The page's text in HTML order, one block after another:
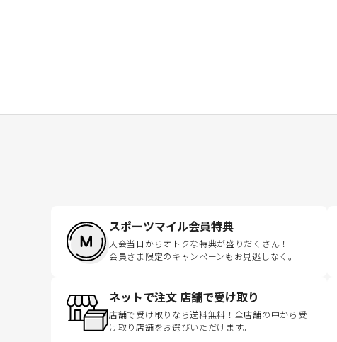
スポーツマイル会員特典
入会当日からオトクな特典が盛りだくさん！
会員さま限定のキャンペーンもお見逃しなく。
ネットで注文 店舗で受け取り
店舗で受け取りなら送料無料！全店舗の中から受
け取り店舗をお選びいただけます。